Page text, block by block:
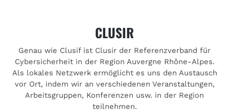
CLUSIR
Genau wie Clusif ist Clusir der Referenzverband für
Cybersicherheit in der Region Auvergne Rhône-Alpes.
Als lokales Netzwerk ermöglicht es uns den Austausch
vor Ort, indem wir an verschiedenen Veranstaltungen,
Arbeitsgruppen, Konferenzen usw. in der Region
teilnehmen.